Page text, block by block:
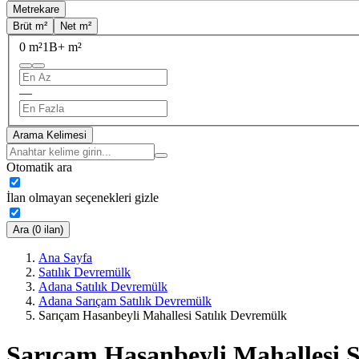
Metrekare
Brüt m²
Net m²
0 m²1B+ m²
—
Arama Kelimesi
Otomatik ara
İlan olmayan seçenekleri gizle
Ara (0 ilan)
Ana Sayfa
Satılık Devremülk
Adana Satılık Devremülk
Adana Sarıçam Satılık Devremülk
Sarıçam Hasanbeyli Mahallesi Satılık Devremülk